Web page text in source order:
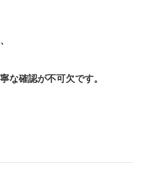
な確認が不可欠です。